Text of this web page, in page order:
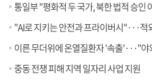
통일부 "평화적 두 국가, 북한 법적 승인
"AI로 지키는 안전과 프라이버시"···적외
이른 무더위에 온열질환자 '속출'···"
중동 전쟁 피해 지역 일자리 사업 지원